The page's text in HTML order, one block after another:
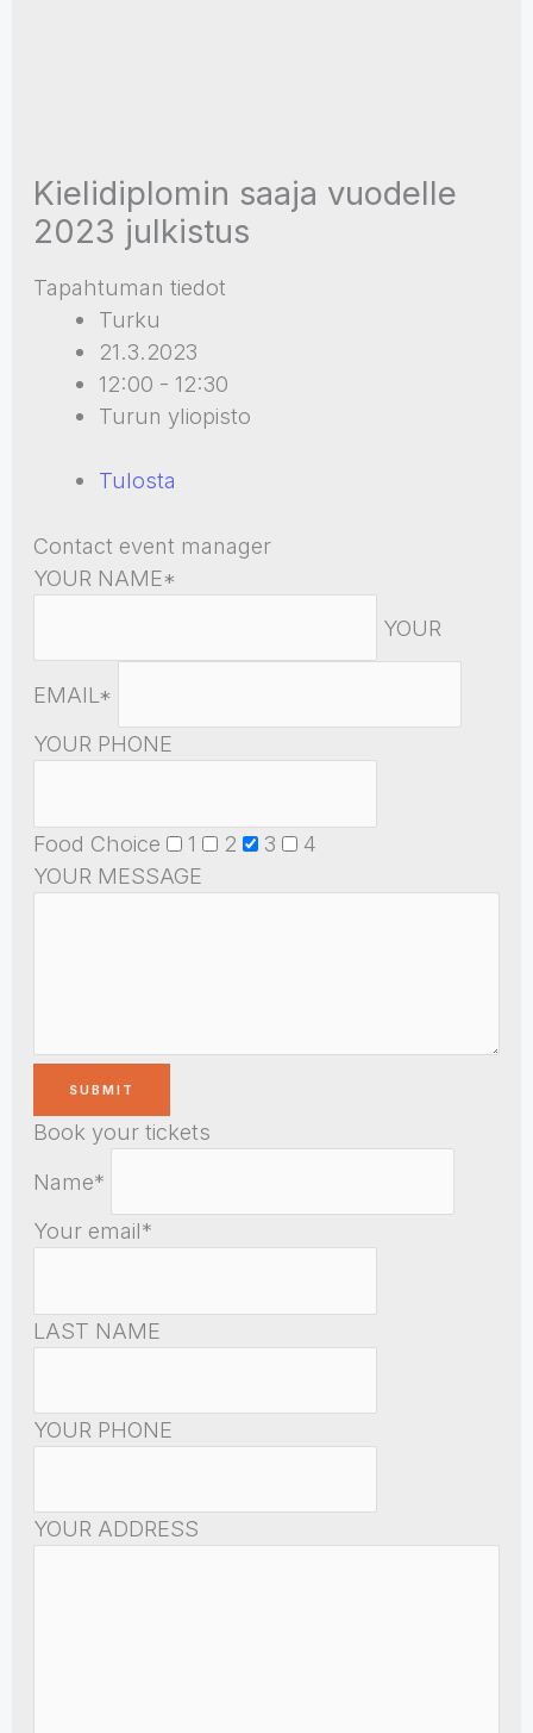
Kielidiplomin saaja vuodelle
2023 julkistus
Tapahtuman tiedot
Turku
21.3.2023
12:00 - 12:30
Turun yliopisto
Tulosta
Contact event manager
YOUR NAME*
YOUR
EMAIL*
YOUR PHONE
Food Choice 1 2 3
4
YOUR MESSAGE
Book your tickets
Name*
Your email*
LAST NAME
YOUR PHONE
YOUR ADDRESS